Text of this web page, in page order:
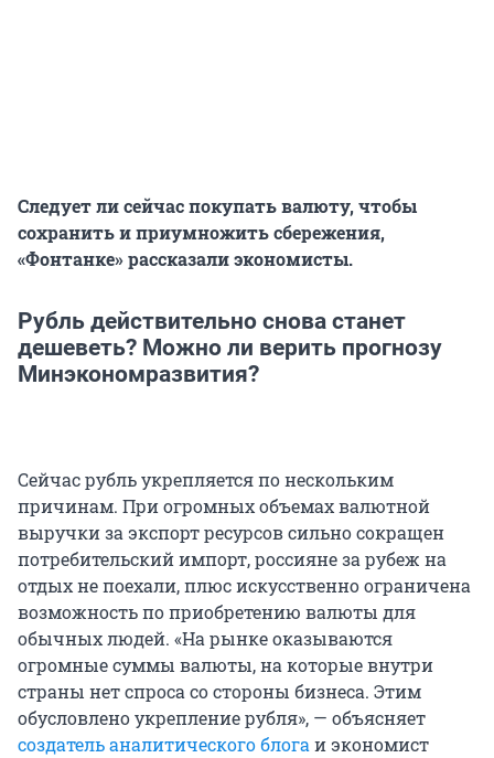
Следует ли сейчас покупать валюту, чтобы
сохранить и приумножить сбережения,
«Фонтанке» рассказали экономисты.
Рубль действительно снова станет
дешеветь? Можно ли верить прогнозу
Минэкономразвития?
Сейчас рубль укрепляется по нескольким
причинам. При огромных объемах валютной
выручки за экспорт ресурсов сильно сокращен
потребительский импорт, россияне за рубеж на
отдых не поехали, плюс искусственно ограничена
возможность по приобретению валюты для
обычных людей. «На рынке оказываются
огромные суммы валюты, на которые внутри
страны нет спроса со стороны бизнеса. Этим
обусловлено укрепление рубля», — объясняет
создатель аналитического блогаи экономист